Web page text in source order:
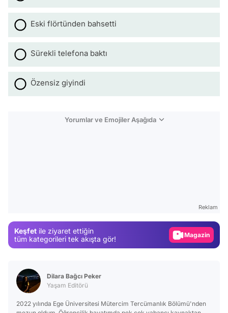
Eski flörtünden bahsetti
Sürekli telefona baktı
Özensiz giyindi
Yorumlar ve Emojiler Aşağıda
Reklam
Keşfet ile ziyaret ettiğin
tüm kategorileri tek akışta gör!
Video
Dilara Bağcı Peker
Yaşam Editörü
2022 yılında Ege Üniversitesi Mütercim Tercümanlık Bölümü'nden